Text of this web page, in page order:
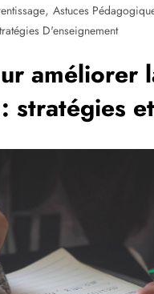
, Astuces
D'enseignement
améliorer
stratégies